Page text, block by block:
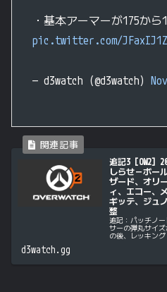
・基本アーマーが175から
pic.twitter.com/
— d3watch (@d3watch)
追記3 [OW2]
しらせ－ボー
ザード、オリ
ィ、エコー、
ギッテ、ジュ
整
追記：パッチノ
サーの弾丸サイ
の後、レッキン
います。追記3
d3watch.gg